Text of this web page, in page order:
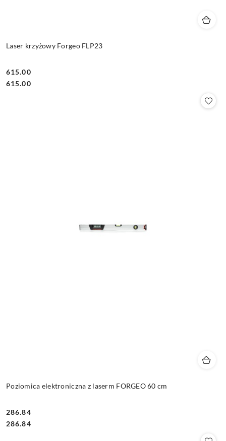
Laser krzyżowy Forgeo FLP23
Cena:
615.00
Cena:
615.00
Poziomica elektroniczna z laserm FORGEO 60 cm
Cena:
286.84
Cena:
286.84